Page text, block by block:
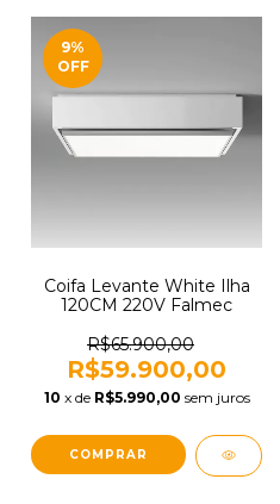
9%
OFF
Coifa Levante White Ilha
120CM 220V Falmec
R$65.900,00
R$59.900,00
10 x de R$5.990,00 sem juros